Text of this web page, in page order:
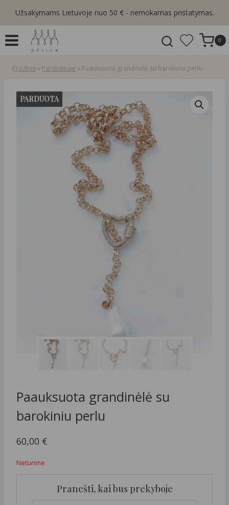
content
Užsakymams Lietuvoje nuo 50 € - nemokamas pristatymas.
0
Pradinis » Parduotuvė » Paauksuota grandinėlė su barokiniu perlu
PARDUOTA
Paauksuota grandinėlė su
barokiniu perlu
60,00 €
Neturime
Pranešti, kai bus prekyboje